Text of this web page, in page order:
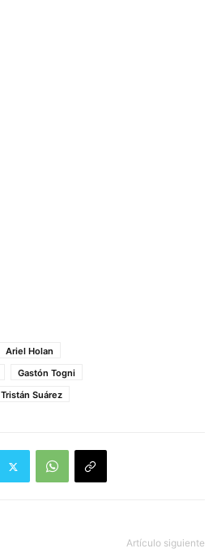
Ariel Holan
Gastón Togni
Tristán Suárez
Artículo siguiente